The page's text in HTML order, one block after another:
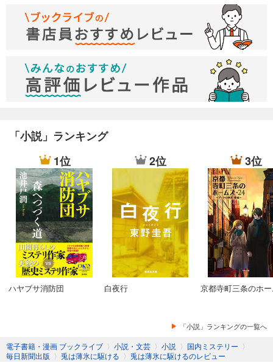
「小説」ランキング
1位
ハヤブサ消防団
2位
白夜行
3位
京都寺町三条のホ
「小説」ランキングの一覧へ
電子書籍・漫画 ブックライブ 〉 小説・文芸 〉 小説 〉 国内ミステリー 〉
毎日新聞出版 〉 兎は薄氷に駆ける 〉 兎は薄氷に駆けるのレビュー